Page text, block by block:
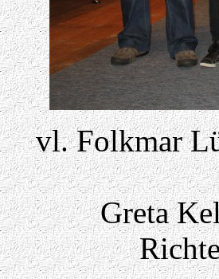
vl. Folkmar
Greta